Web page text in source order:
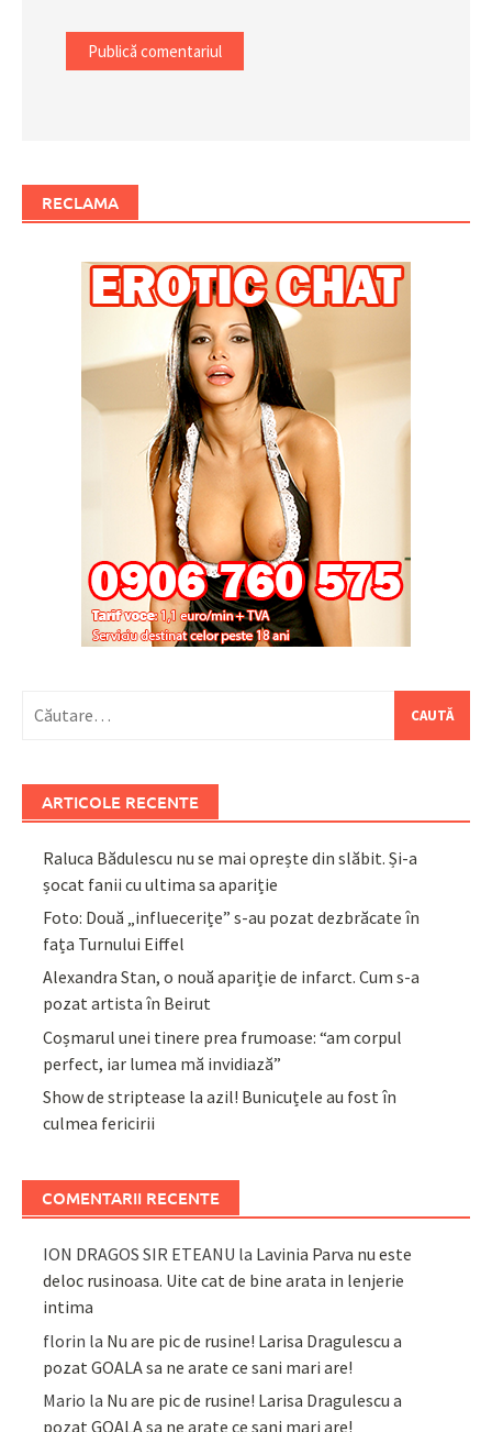
RECLAMA
după:
ARTICOLE RECENTE
Raluca Bădulescu nu se mai oprește din slăbit. Și-a
șocat fanii cu ultima sa apariție
Foto: Două „influecerițe” s-au pozat dezbrăcate în
fața Turnului Eiffel
Alexandra Stan, o nouă apariție de infarct. Cum s-a
pozat artista în Beirut
Coșmarul unei tinere prea frumoase: “am corpul
perfect, iar lumea mă invidiază”
Show de striptease la azil! Bunicuțele au fost în
culmea fericirii
COMENTARII RECENTE
ION DRAGOS SIR ETEANU la Lavinia Parva nu este
deloc rusinoasa. Uite cat de bine arata in lenjerie
intima
florin la Nu are pic de rusine! Larisa Dragulescu a
pozat GOALA sa ne arate ce sani mari are!
Mario la Nu are pic de rusine! Larisa Dragulescu a
pozat GOALA sa ne arate ce sani mari are!